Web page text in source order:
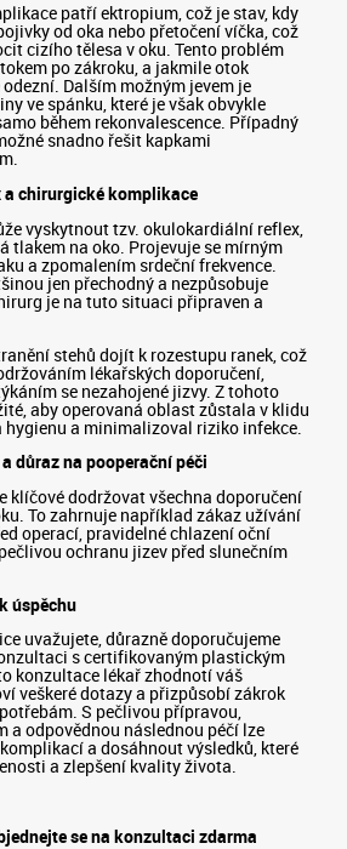
patří ektropium, což je stav, kdy
od oka nebo přetočení víčka, což
cizího tělesa v oku. Tento problém
po zákroku, a jakmile otok
Dalším možným jevem je
ve spánku, které je však obvykle
během rekonvalescence. Případný
snadno řešit kapkami
chirurgické komplikace
vyskytnout tzv. okulokardiální reflex,
tlakem na oko. Projevuje se mírným
a zpomalením srdeční frekvence.
jen přechodný a nezpůsobuje
je na tuto situaci připraven a
stehů dojít k rozestupu ranek, což
lékařských doporučení,
se nezahojené jizvy. Z tohoto
aby operovaná oblast zůstala v klidu
a minimalizoval riziko infekce.
důraz na pooperační péči
klíčové dodržovat všechna doporučení
To zahrnuje například zákaz užívání
operací, pravidelné chlazení oční
ochranu jizev před slunečním
úspěchu
uvažujete, důrazně doporučujeme
s certifikovaným plastickým
konzultace lékař zhodnotí váš
veškeré dotazy a přizpůsobí zákrok
S pečlivou přípravou,
a odpovědnou následnou péčí lze
a dosáhnout výsledků, které
a zlepšení kvality života.
se na konzultaci zdarma